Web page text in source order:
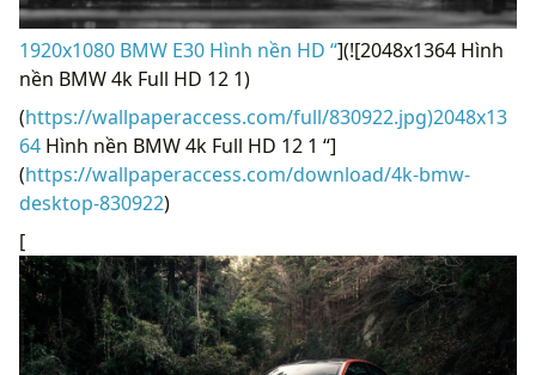
1920x1080 BMW E30 Hình nền HD “](![2048x1364 Hình
nền BMW 4k Full HD 12 1)
(https://wallpaperaccess.com/full/830922.jpg)2048x13
64 Hình nền BMW 4k Full HD 12 1 “]
(https://wallpaperaccess.com/download/4k-bmw-
desktop-830922)
[